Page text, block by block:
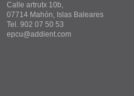
Calle artrutx 10b,
07714 Mahón, Islas Baleares
Tel. 902 07 50 53
epcu@addient.com